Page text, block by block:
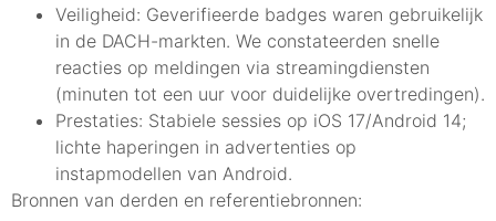
Veiligheid: Geverifieerde badges waren gebruikelijk
in de DACH-markten. We constateerden snelle
reacties op meldingen via streamingdiensten
(minuten tot een uur voor duidelijke overtredingen).
Prestaties: Stabiele sessies op iOS 17/Android 14;
lichte haperingen in advertenties op
instapmodellen van Android.
Bronnen van derden en referentiebronnen: